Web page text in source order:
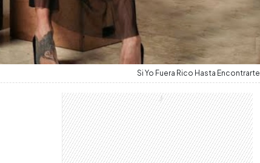
Si Yo Fuera Rico Hasta Encontrarte